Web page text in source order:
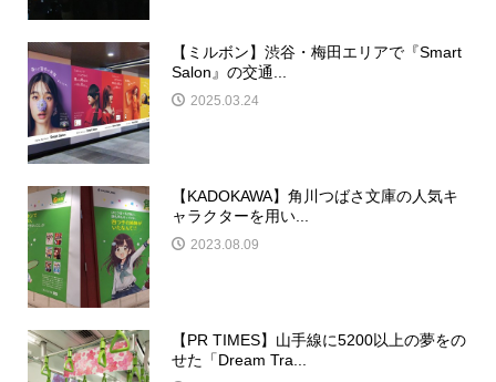
【ミルボン】渋谷・梅田エリアで『Smart
Salon』の交通...
2025.03.24
【KADOKAWA】角川つばさ文庫の人気キ
ャラクターを用い...
2023.08.09
【PR TIMES】山手線に5200以上の夢をの
せた「Dream Tra...